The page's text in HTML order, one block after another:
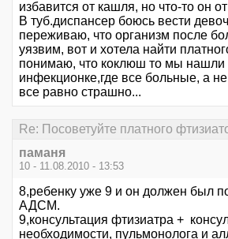
избавится от кашля, но что-то он
В туб.диспансер боюсь вести
переживаю, что организм после
уязвим, вот и хотела найти
понимаю, что коклюш то мы нашли
инфекционке,где все больные, а
все равно страшно...
Re: Посоветуйте платного
паманя
10 - 11.08.2010 - 13:53
8,ребенку уже 9 и он должен был
АДСМ.
9,консультация фтизиатра +
необходимости, пульмонолога и